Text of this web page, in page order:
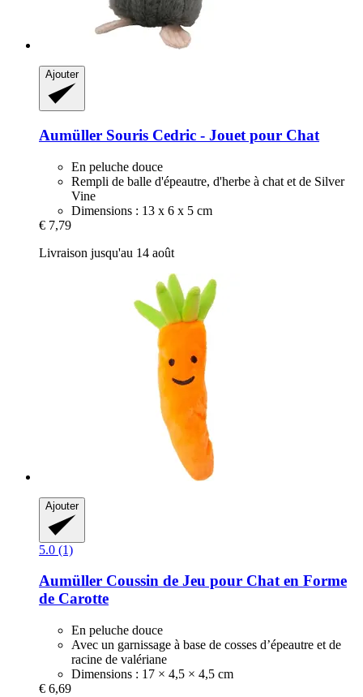
Ajouter
Aumüller Souris Cedric -​ Jouet pour Chat
En peluche douce
Rempli de balle d'épeautre, d'herbe à chat et de Silver
Vine
Dimensions : 13 x 6 x 5 cm
€ 7,79
Livraison jusqu'au 14 août
Ajouter
5.0 (1)
Aumüller Coussin de Jeu pour Chat en Forme
de Carotte
En peluche douce
Avec un garnissage à base de cosses d’épeautre et de
racine de valériane
Dimensions : 17 × 4,5 × 4,5 cm
€ 6,69